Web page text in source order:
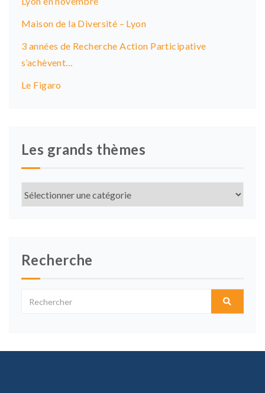
Maison de la Diversité – Lyon
3 années de Recherche Action Participative
s’achèvent…
Le Figaro
Les grands thèmes
Recherche